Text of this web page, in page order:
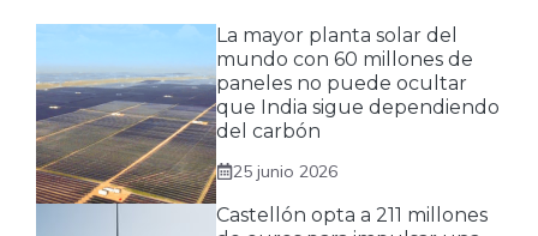
La mayor planta solar del
mundo con 60 millones de
paneles no puede ocultar
que India sigue dependiendo
del carbón
25 junio 2026
Castellón opta a 211 millones